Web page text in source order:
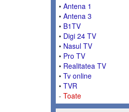
• Antena 1
• Antena 3
• B1TV
• Digi 24 TV
• Nasul TV
• Pro TV
• Realitatea TV
• Tv online
• TVR
- Toate